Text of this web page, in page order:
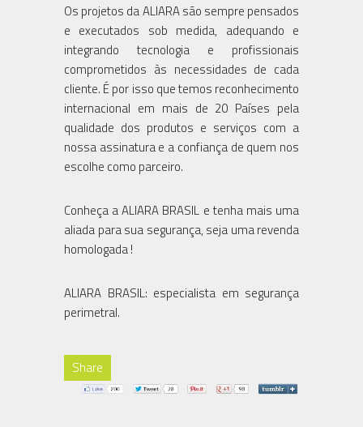
Os projetos da ALIARA são sempre pensados
e executados sob medida, adequando e
integrando tecnologia e profissionais
comprometidos às necessidades de cada
cliente. É por isso que temos reconhecimento
internacional em mais de 20 Países pela
qualidade dos produtos e serviços com a
nossa assinatura e a confiança de quem nos
escolhe como parceiro.
Conheça a ALIARA BRASIL e tenha mais uma
aliada para sua segurança, seja uma revenda
homologada !
ALIARA BRASIL: especialista em segurança
perimetral.
Share